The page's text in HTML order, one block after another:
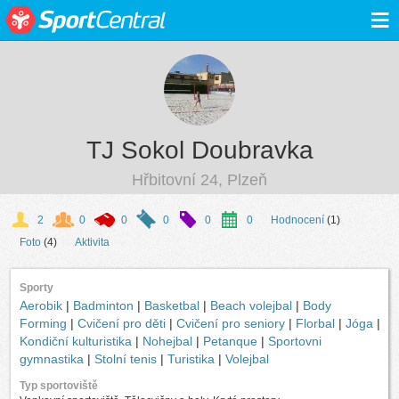
≡
TJ Sokol Doubravka
Hřbitovní 24, Plzeň
2 0 0 0 0 0 Hodnocení (1)
Foto (4) Aktivita
Sporty
Aerobik | Badminton | Basketbal | Beach volejbal | Body
Forming | Cvičení pro děti | Cvičení pro seniory | Florbal | Jóga |
Kondiční kulturistika | Nohejbal | Petanque | Sportovni
gymnastika | Stolní tenis | Turistika | Volejbal
Typ sportoviště